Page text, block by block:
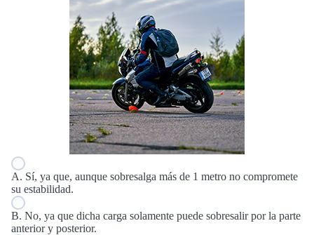
A. Sí, ya que, aunque sobresalga más de 1 metro no compromete
su estabilidad.
B. No, ya que dicha carga solamente puede sobresalir por la parte
anterior y posterior.